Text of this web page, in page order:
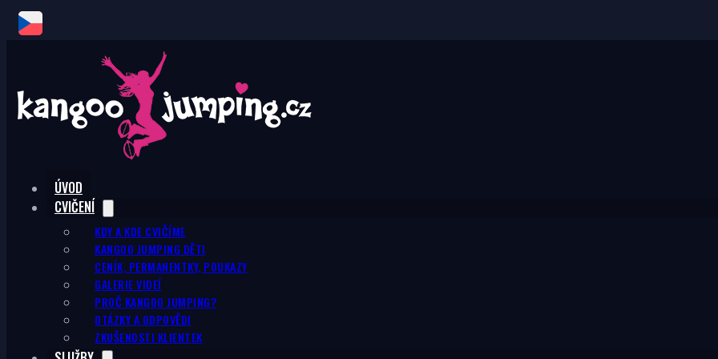
ÚVOD
CVIČENÍ
KDY A KDE CVIČÍME
KANGOO JUMPING DĚTI
CENÍK, PERMANENTKY, POUKAZY
GALERIE VIDEÍ
PROČ KANGOO JUMPING?
OTÁZKY A ODPOVĚDI
ZKUŠENOSTI KLIENTEK